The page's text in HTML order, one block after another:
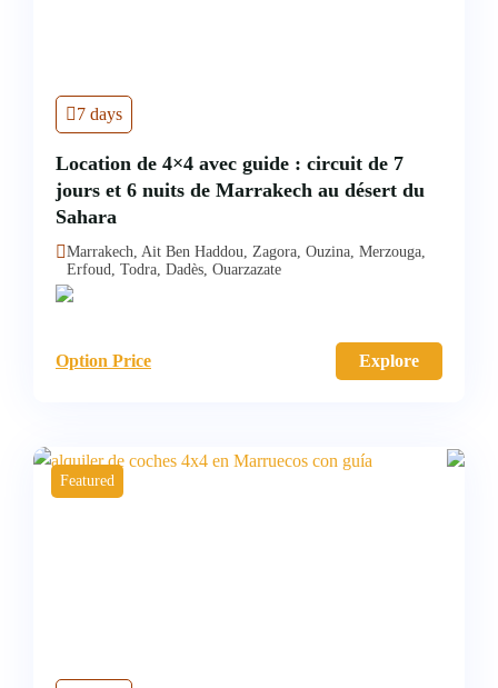
7 days
Location de 4×4 avec guide : circuit de 7
jours et 6 nuits de Marrakech au désert du
Sahara
Marrakech, Ait Ben Haddou, Zagora, Ouzina, Merzouga,
Erfoud, Todra, Dadès, Ouarzazate
Option Price Explore
Featured